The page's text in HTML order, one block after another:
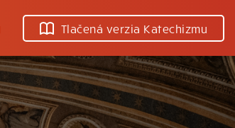
Tlačená verzia Katechizmu